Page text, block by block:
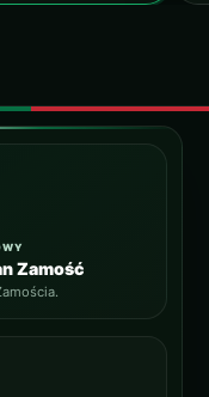
Zamość